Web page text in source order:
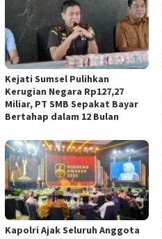
Kejati Sumsel Pulihkan
Kerugian Negara Rp127,27
Miliar, PT SMB Sepakat Bayar
Bertahap dalam 12 Bulan
Kapolri Ajak Seluruh Anggota